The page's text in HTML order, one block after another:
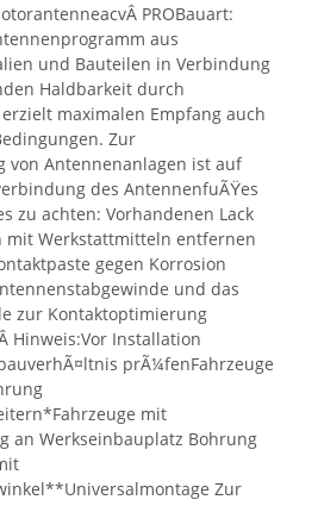
PROBauart:
aus
und Bauteilen in Verbindung
Haldbarkeit durch
maximalen Empfang auch
Zur
von Antennenanlagen ist auf
des AntennenfuÃŸes
zu achten: Vorhandenen Lack
mit Werkstattmitteln entfernen
gegen Korrosion
und das
zur Kontaktoptimierung
Hinweis:Vor Installation
prÃ¼fenFahrzeuge
mit
an Werkseinbauplatz Bohrung
Zur